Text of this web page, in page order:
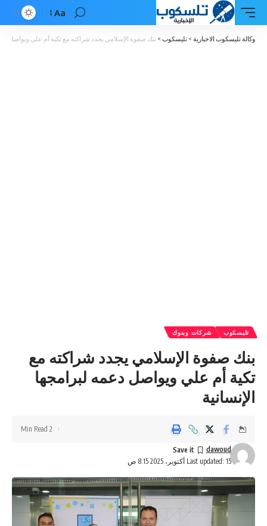
Font
Resizer
Aa
وكالة تليسكوب الاخبارية > تليسكوب > بنك صفوة الإسلامي يجدد شراكته مع تكية أم علي ويواصل
تليسكوب شركات وبنوك
بنك صفوة الإسلامي يجدد شراكته مع
تكية أم علي ويواصل دعمه لبرامجها
الإنسانية
Last updated: 15 أكتوبر، 2025 8:15 ص
dawoud
2 Min Read